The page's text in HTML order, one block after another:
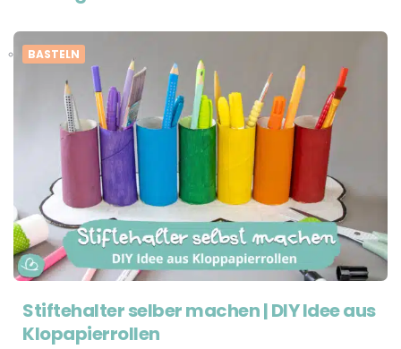
BASTELN
Stiftehalter selber machen | DIY Idee aus
Klopapierrollen